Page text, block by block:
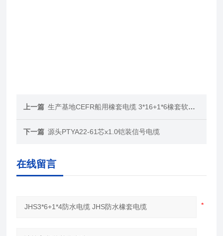
上一篇 生产基地CEFR船用橡套电缆 3*16+1*6橡套软电缆
下一篇 源头PTYA22-61芯x1.0铠装信号电缆
在线留言